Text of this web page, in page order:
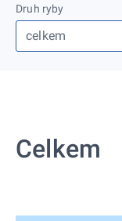
Druh ryby
Celkem